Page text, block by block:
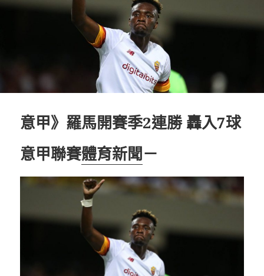
意甲》羅馬開賽季2連勝 轟入7球
意甲聯賽體育新聞－